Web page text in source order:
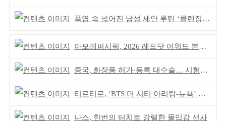
폭염 속 넓어진 남성 세안 루틴 ‘클렌징’ 거래액 급증
아모레퍼시픽, 2026 레드닷 어워드 본상 2개 수상
중국, 화장품 허가·등록 대수술… 시험자료 공용 허용
티르티르, ‘BTS 더 시티 아리랑-뉴욕’ 참여
나스, 한번의 터치로 강렬한 몰입감 선사